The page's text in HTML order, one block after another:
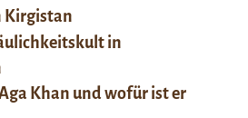
Kirgistan
in
Khan und wofür ist er